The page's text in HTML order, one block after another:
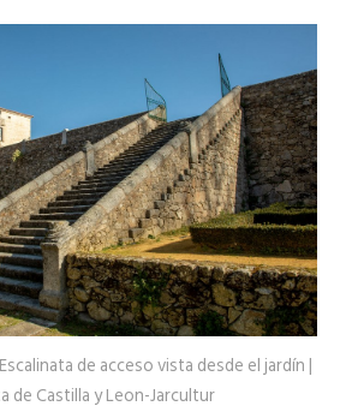
de acceso vista desde el jardín |
de Castilla y Leon-Jarcultur